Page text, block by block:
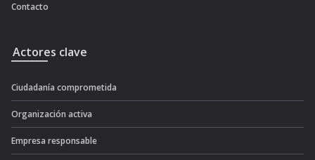
Contacto
Actores clave
Ciudadanía comprometida
Organización activa
Empresa responsable